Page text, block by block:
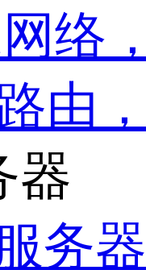
络
由
器
务器